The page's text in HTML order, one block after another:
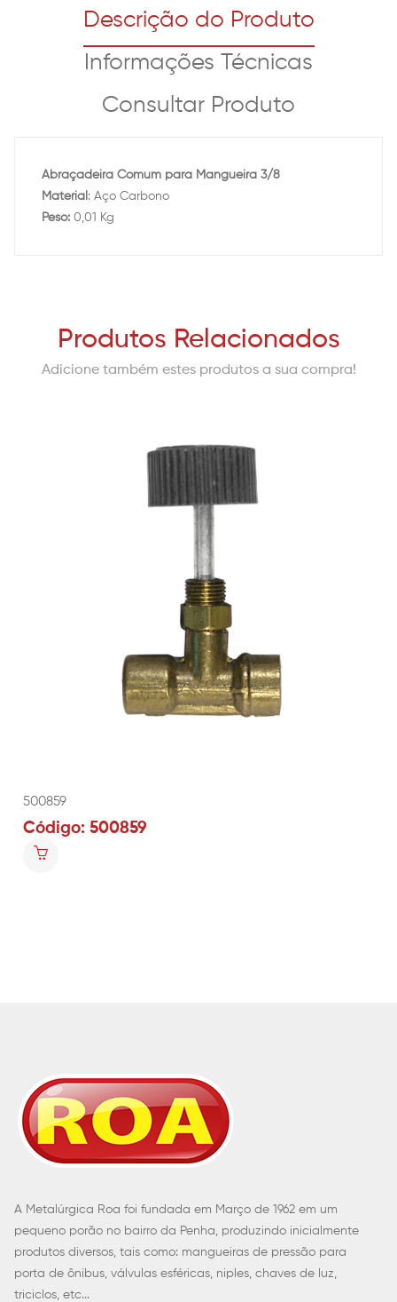
Descrição do Produto
Informações Técnicas
Consultar Produto
Abraçadeira Comum para Mangueira 3/8
Material : Aço Carbono
Peso: 0,01 Kg
Produtos Relacionados
Adicione também estes produtos a sua compra!
500859
Código: 500859
A Metalúrgica Roa foi fundada em Março de 1962 em um
pequeno porão no bairro da Penha, produzindo inicialmente
produtos diversos, tais como: mangueiras de pressão para
porta de ônibus, válvulas esféricas, niples, chaves de luz,
triciclos, etc...